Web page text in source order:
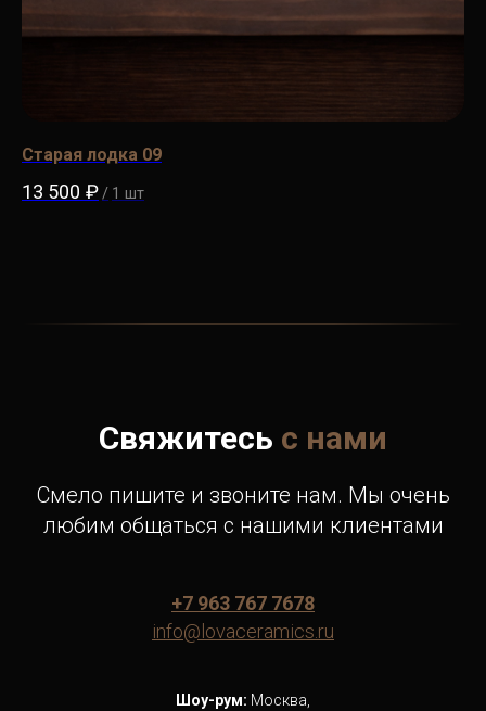
Старая лодка 09
13 500 ₽/ 1 шт
Свяжитесь с нами
Смело пишите и звоните нам. Мы очень
любим общаться с нашими клиентами
+7 963 767 7678
info@lovaceramics.ru
Шоу-рум: Москва,